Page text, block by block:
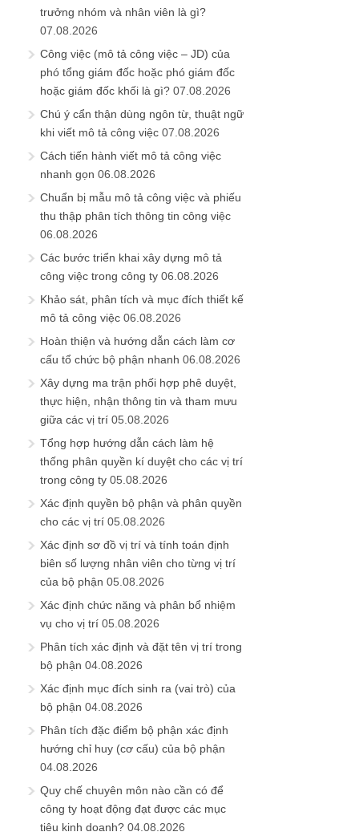
trưởng nhóm và nhân viên là gì?
07.08.2026
Công việc (mô tả công việc – JD) của
phó tổng giám đốc hoặc phó giám đốc
hoặc giám đốc khối là gì? 07.08.2026
Chú ý cẩn thận dùng ngôn từ, thuật ngữ
khi viết mô tả công việc 07.08.2026
Cách tiến hành viết mô tả công việc
nhanh gọn 06.08.2026
Chuẩn bị mẫu mô tả công việc và phiếu
thu thập phân tích thông tin công việc
06.08.2026
Các bước triển khai xây dựng mô tả
công việc trong công ty 06.08.2026
Khảo sát, phân tích và mục đích thiết kế
mô tả công việc 06.08.2026
Hoàn thiện và hướng dẫn cách làm cơ
cấu tổ chức bộ phận nhanh 06.08.2026
Xây dựng ma trận phối hợp phê duyệt,
thực hiện, nhận thông tin và tham mưu
giữa các vị trí 05.08.2026
Tổng hợp hướng dẫn cách làm hệ
thống phân quyền kí duyệt cho các vị trí
trong công ty 05.08.2026
Xác định quyền bộ phận và phân quyền
cho các vị trí 05.08.2026
Xác định sơ đồ vị trí và tính toán định
biên số lượng nhân viên cho từng vị trí
của bộ phận 05.08.2026
Xác định chức năng và phân bổ nhiệm
vụ cho vị trí 05.08.2026
Phân tích xác định và đặt tên vị trí trong
bộ phận 04.08.2026
Xác định mục đích sinh ra (vai trò) của
bộ phận 04.08.2026
Phân tích đặc điểm bộ phận xác định
hướng chỉ huy (cơ cấu) của bộ phận
04.08.2026
Quy chế chuyên môn nào cần có để
công ty hoạt động đạt được các mục
tiêu kinh doanh? 04.08.2026